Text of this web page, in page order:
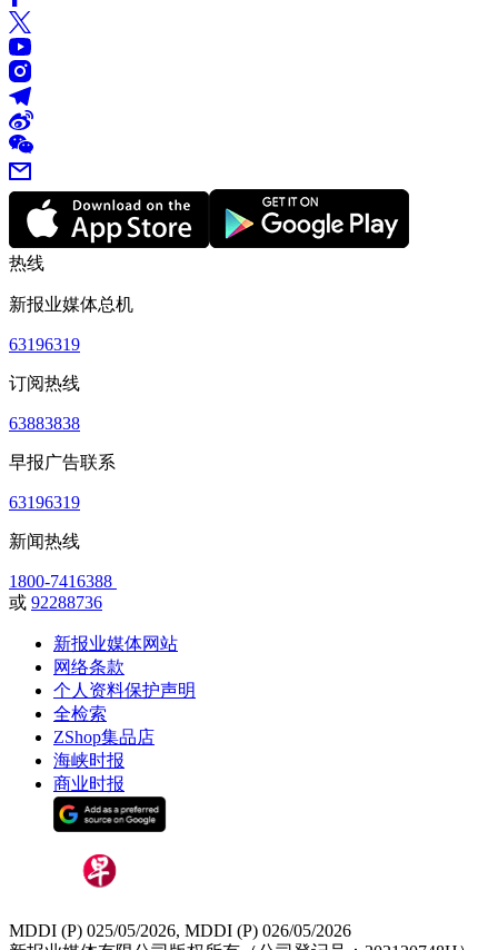
热线
新报业媒体总机
63196319
订阅热线
63883838
早报广告联系
63196319
新闻热线
1800-7416388
或 92288736
新报业媒体网站
网络条款
个人资料保护声明
全检索
ZShop集品店
海峡时报
商业时报
MDDI (P) 025/05/2026, MDDI (P) 026/05/2026